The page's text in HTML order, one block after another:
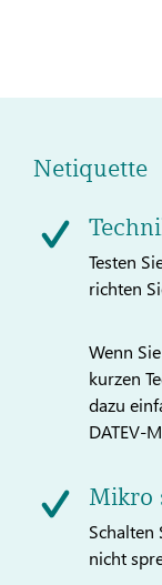
Netiquette
Testen
richten
Wenn
kurzen
dazu
DATEV-
Mikro
Schalten
nicht